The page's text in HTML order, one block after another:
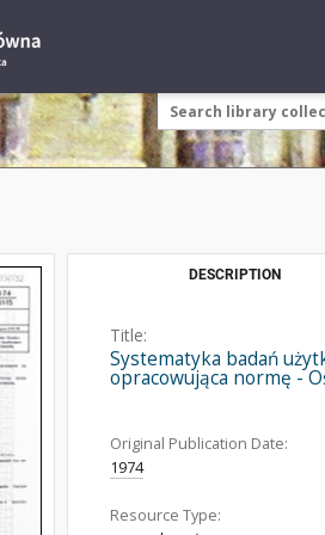
DESCRIPTION
Title:
Systematyka badań
opracowująca normę -
Original Publication Date:
1974
Resource Type: